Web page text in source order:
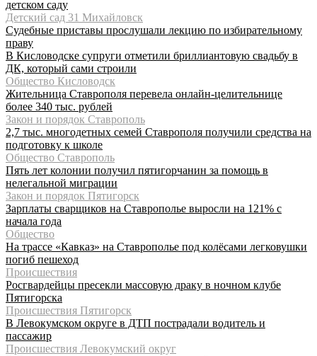
детском саду
Детский сад 31 Михайловск
Судебные приставы прослушали лекцию по избирательному
праву
В Кисловодске супруги отметили бриллиантовую свадьбу в
ДК, который сами строили
Общество Кисловодск
Жительница Ставрополя перевела онлайн-целительнице
более 340 тыс. рублей
Закон и порядок Ставрополь
2,7 тыс. многодетных семей Ставрополя получили средства на
подготовку к школе
Общество Ставрополь
Пять лет колонии получил пятигорчанин за помощь в
нелегальной миграции
Закон и порядок Пятигорск
Зарплаты сварщиков на Ставрополье выросли на 121% с
начала года
Общество
На трассе «Кавказ» на Ставрополье под колёсами легковушки
погиб пешеход
Происшествия
Росгвардейцы пресекли массовую драку в ночном клубе
Пятигорска
Происшествия Пятигорск
В Левокумском округе в ДТП пострадали водитель и
пассажир
Происшествия Левокумский округ